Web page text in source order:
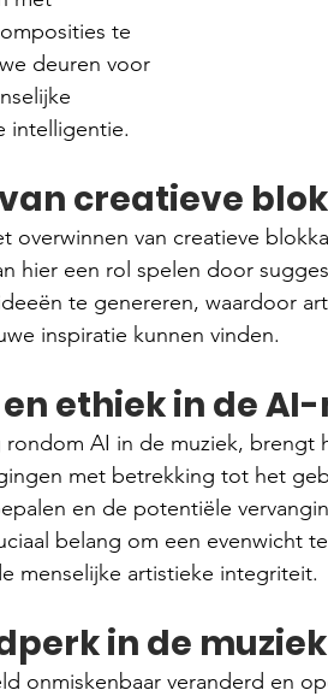
te
deuren voor
intelligentie.
creatieve
overwinnen van creatieve
hier een rol spelen door
te genereren, waardoor
inspiratie kunnen vinden.
ethiek in de
AI in de muziek, brengt
met betrekking tot het
en de potentiële
belang om een evenwicht
menselijke artistieke integriteit.
in de muziek
onmiskenbaar veranderd en